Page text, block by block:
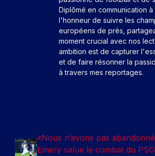
Diplômé en communication
l'honneur de suivre les
européens de près,
moment crucial avec nos
ambition est de capturer
et de faire résonner la
à travers mes reportages.
«Nous n’avons pas
Emery salue le combat du